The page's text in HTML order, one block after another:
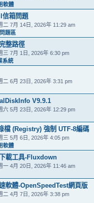
軟體
箱問題
二 7月 14日, 2026年 11:29 am
題區
整路徑
三 7月 1日, 2026年 6:30 pm
系統
二 6月 23日, 2026年 3:31 pm
V9.9.1
六 5月 23日, 2026年 12:29 pm
檔 (Registry) 強制 UTF-8編碼
三 5月 6日, 2026年 4:05 pm
軟體
載工具-Fluxdown
一 4月 20日, 2026年 11:46 am
軟體-OpenSpeedTest網頁版
二 4月 7日, 2026年 3:38 pm